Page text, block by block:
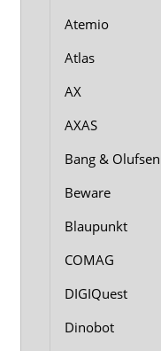
Atemio
Atlas
AX
AXAS
Bang & Olufsen
Beware
Blaupunkt
COMAG
DIGIQuest
Dinobot